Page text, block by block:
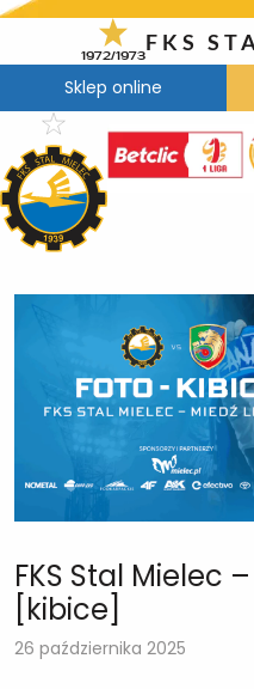
Przejdź
treści
1972/1973
FKS
Sklep online
FKS Stal Mielec
[kibice]
26 października 2025